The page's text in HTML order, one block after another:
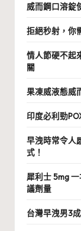
威而鋼口溶錠
拒絕秒射，你
情人節硬不起
關
果凍威液態威
印度必利勁
早洩時常令人
式！
犀利士 5mg
議劑量
台灣早洩男3